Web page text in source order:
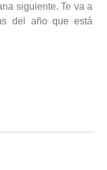
siguiente. Te va a
del año que está